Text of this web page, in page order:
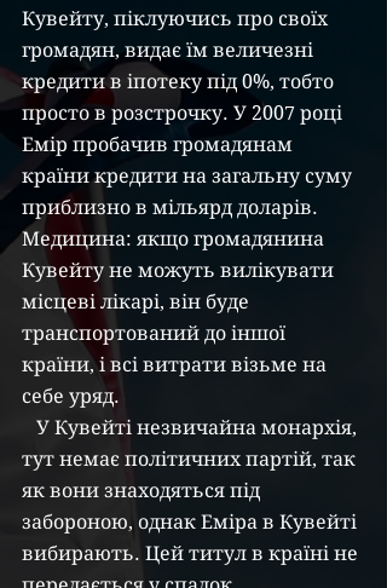
Кувейту, піклуючись про своїх
громадян, видає їм величезні
кредити в іпотеку під 0%, тобто
просто в розстрочку. У 2007 році
Емір пробачив громадянам
країни кредити на загальну суму
приблизно в мільярд доларів.
Медицина: якщо громадянина
Кувейту не можуть вилікувати
місцеві лікарі, він буде
транспортований до іншої
країни, і всі витрати візьме на
себе уряд.
тут немає політичних партій, так
як вони знаходяться під
забороною, однак Еміра в Кувейті
вибирають. Цей титул в країні не